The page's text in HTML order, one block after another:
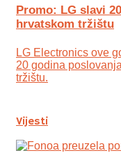
Promo: LG slavi
hrvatskom tržištu
LG Electronics ove
20 godina
tržištu.
Vijesti